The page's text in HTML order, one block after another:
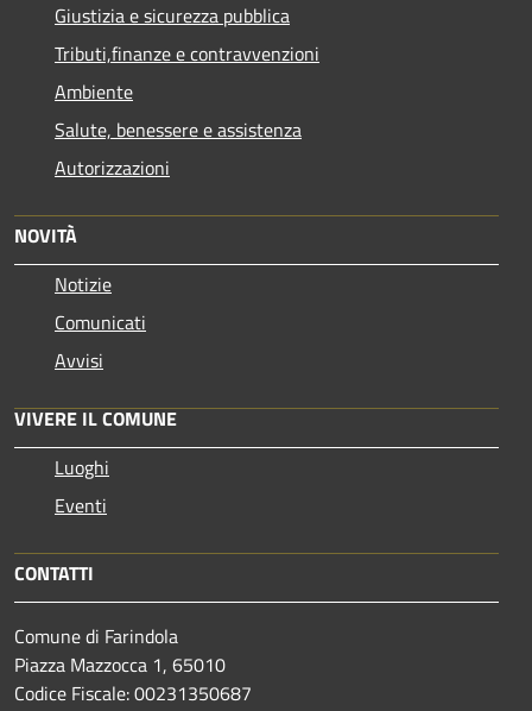
Giustizia e sicurezza pubblica
Tributi,finanze e contravvenzioni
Ambiente
Salute, benessere e assistenza
Autorizzazioni
NOVITÀ
Notizie
Comunicati
Avvisi
VIVERE IL COMUNE
Luoghi
Eventi
CONTATTI
Comune di Farindola
Piazza Mazzocca 1, 65010
Codice Fiscale: 00231350687